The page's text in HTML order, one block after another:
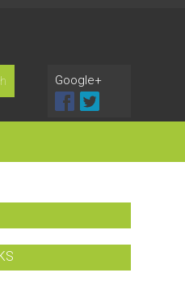
Google+